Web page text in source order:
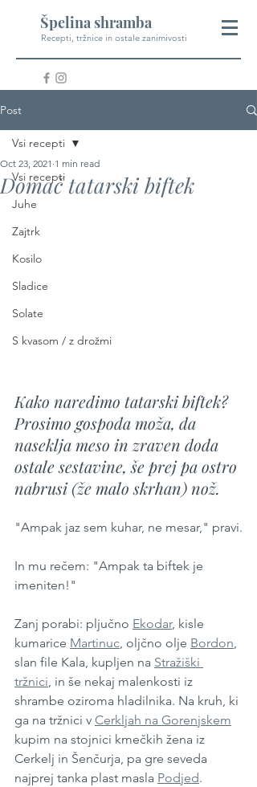
Špelina shramba
Recepti, tržnice in ostale zanimivosti
Post
Vsi recepti
Juhe
Zajtrk
Kosilo
Sladice
Solate
S kvasom / z drožmi
Vsi recepti
Domač tatarski biftek
Oct 23, 2021 1 min read
Kako naredimo tatarski biftek?
Prosimo gospoda moža, da
naseklja meso in zraven doda
ostale sestavine, še prej pa ostro
nabrusi (že malo skrhan) nož.
"Ampak jaz sem kuhar, ne mesar," pravi.
In mu rečem: "Ampak ta biftek je
imeniten!"
Zanj porabi: pljučno Ekodar, kisle
kumarice Martinuc, oljčno olje Bordon,
slan file Kala, kupljen na Stražiški
tržnici, in še nekaj malenkosti iz
shrambe oziroma hladilnika. Na kruh, ki
ga na tržnici v Cerkljah na Gorenjskem
kupim na stojnici kmečkih žena iz
Cerkelj in Šenčurja, pa gre seveda
najprej tanka plast masla Podjed.